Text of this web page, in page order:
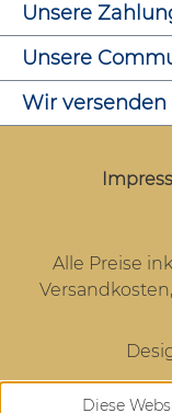
Unsere
Unsere
Wir
Alle Preise
Versandkosten
Diese